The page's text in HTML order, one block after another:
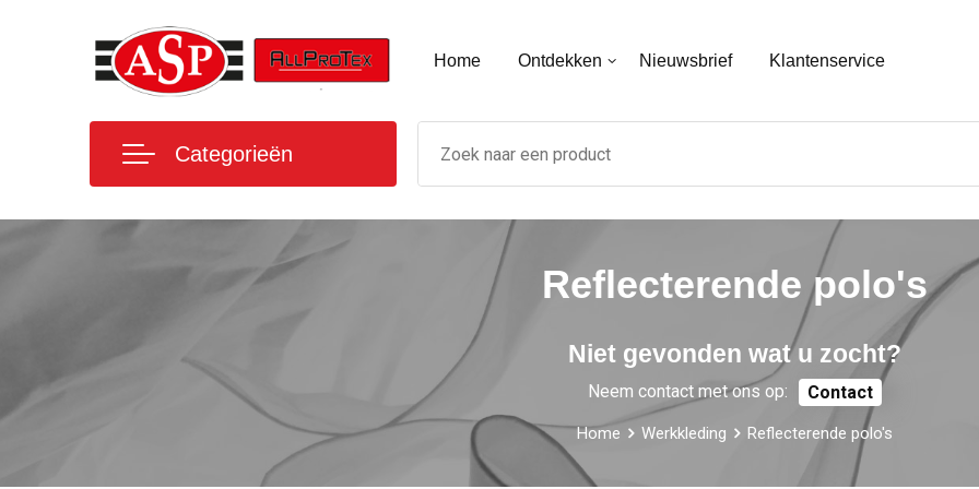
Home Ontdekken Nieuwsbrief Klantenservice
Categorieën
Reflecterende polo's
Niet gevonden wat u zocht?
Neem contact met ons op: Contact
Home Werkkleding Reflecterende polo's